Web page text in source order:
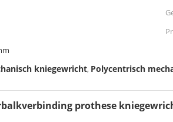
kniegewricht, Polycentrisch
prothese